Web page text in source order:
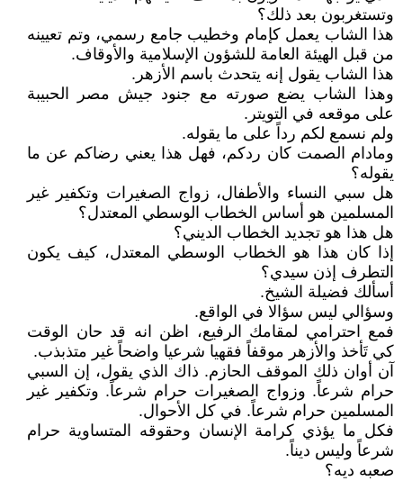
وتستغربون بعد ذلك؟
هذا الشاب يعمل كإمام وخطيب جامع رسمي، وتم تعيينه
من قبل الهيئة العامة للشؤون الإسلامية والأوقاف.
هذا الشاب يقول إنه يتحدث باسم الأزهر.
وهذا الشاب يضع صورته مع جنود جيش مصر الحبيبة
على موقعه في التويتر.
ولم نسمع لكم رداً على ما يقوله.
ومادام الصمت كان ردكم، فهل هذا يعني رضاكم عن ما
يقوله؟
هل سبي النساء والأطفال، زواج الصغيرات وتكفير غير
المسلمين هو أساس الخطاب الوسطي المعتدل؟
هل هذا هو تجديد الخطاب الديني؟
إذا كان هذا هو الخطاب الوسطي المعتدل، كيف يكون
التطرف إذن سيدي؟
أسألك فضيلة الشيخ.
وسؤالي ليس سؤالا في الواقع.
فمع احترامي لمقامك الرفيع، اظن انه قد حان الوقت
كي تَأخذ والأزهر موقفاً فقهيا شرعيا واضحاً غير متذبذب.
آن أوان ذلك الموقف الحازم. ذاك الذي يقول، إن السبي
حرام شرعاً. وزواج الصغيرات حرام شرعاً. وتكفير غير
المسلمين حرام شرعاً. في كل الأحوال.
فكل ما يؤذي كرامة الإنسان وحقوقه المتساوية حرام
شرعاً وليس ديناً.
صعبه ديه؟